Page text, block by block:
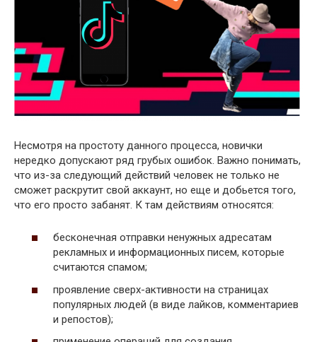
Несмотря на простоту данного процесса, новички
нередко допускают ряд грубых ошибок. Важно понимать,
что из-за следующий действий человек не только не
сможет раскрутит свой аккаунт, но еще и добьется того,
что его просто забанят. К там действиям относятся:
бесконечная отправки ненужных адресатам
рекламных и информационных писем, которые
считаются спамом;
проявление сверх-активности на страницах
популярных людей (в виде лайков, комментариев
и репостов);